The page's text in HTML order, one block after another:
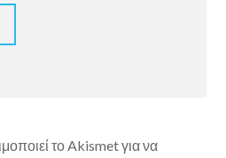
το Akismet για να